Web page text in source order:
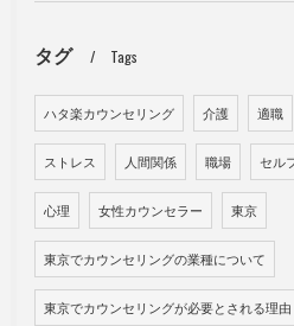
タグ Tags
ハタ楽カウンセリング 介護 適職
ストレス 人間関係 職場 セル
心理 女性カウンセラー 東京
東京でカウンセリングの業種について
東京でカウンセリングが必要とされる理由